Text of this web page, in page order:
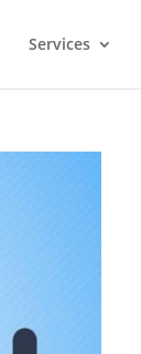
Services